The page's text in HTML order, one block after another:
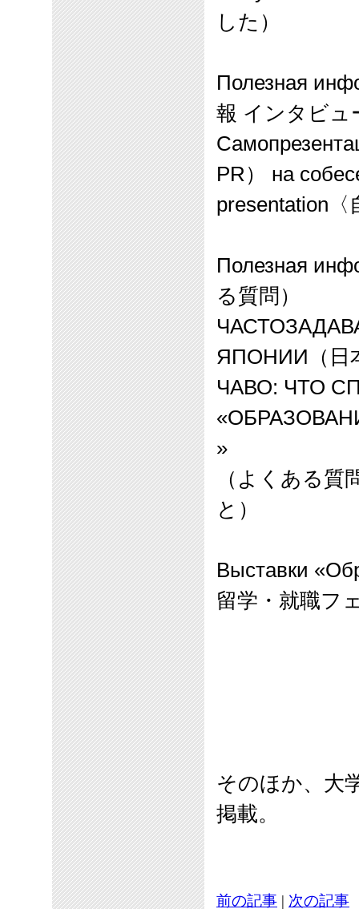
した）
Полезная
報 インタビュ
PR ）
на
presentation
Полезная
る質問）
ЯПОНИИ （
ЧАВО: ЧТО
»
（よくある質
と）
Выставки
留学・就職フ
そのほか、大
掲載。
前の記事 | 次の記事